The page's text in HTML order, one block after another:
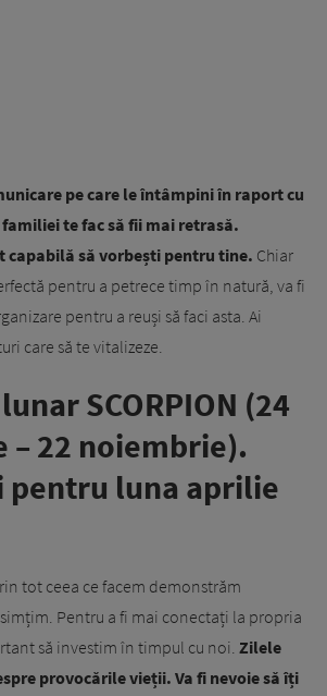
pe care le întâmpini în raport cu
te fac să fii mai retrasă.
capabilă să vorbești pentru tine. Chiar
pentru a petrece timp în natură, va fi
pentru a reuși să faci asta. Ai
care să te vitalizeze.
SCORPION (24
– 22 noiembrie).
pentru luna aprilie
tot ceea ce facem demonstrăm
Pentru a fi mai conectați la propria
să investim în timpul cu noi. Zilele
provocările vieții. Va fi nevoie să îți